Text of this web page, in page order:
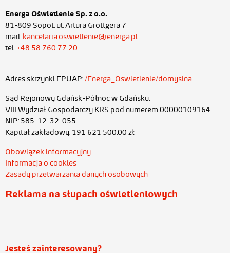
Energa Oświetlenie Sp. z o.o.
81-809 Sopot, ul. Artura Grottgera 7
mail: kancelaria.oswietlenie@energa.pl
tel. +48 58 760 77 20
Adres skrzynki EPUAP:/Energa_Oswietlenie/domyslna
Sąd Rejonowy Gdańsk-Północ w Gdańsku,
VIII Wydział Gospodarczy KRS pod numerem 00000109164
NIP: 585-12-32-055
Kapitał zakładowy: 191 621 500,00 zł
Obowiązek informacyjny
Informacja o cookies
Zasady przetwarzania danych osobowych
Reklama na słupach oświetleniowych
Jesteś zainteresowany?